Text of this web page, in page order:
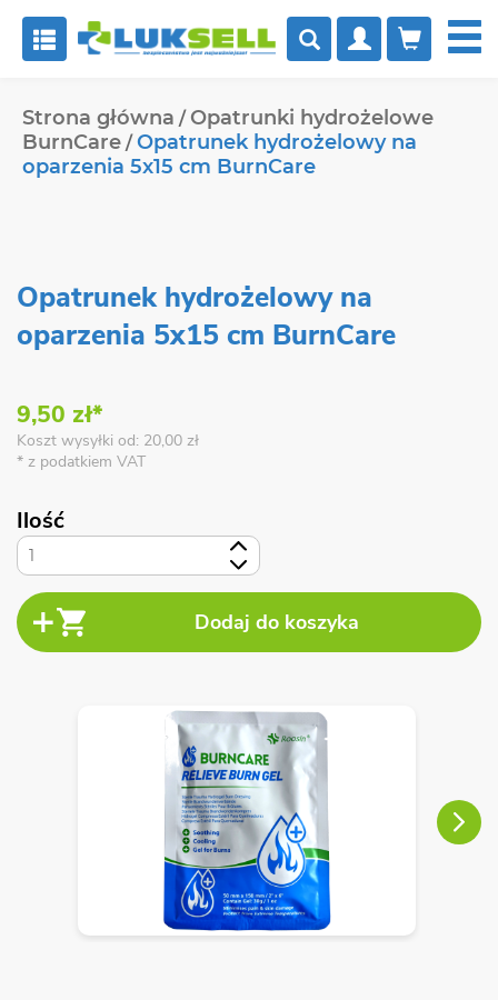
 
Strona główna
Opatrunki hydrożelowe
BurnCare
Opatrunek hydrożelowy na
oparzenia 5x15 cm BurnCare
Opatrunek hydrożelowy na
oparzenia 5x15 cm BurnCare
9,50 zł*
Koszt wysyłki od: 20,00 zł
* z podatkiem VAT
Ilość